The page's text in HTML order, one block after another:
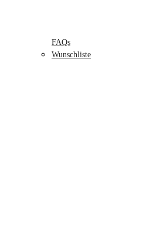
FAQs
Wunschliste